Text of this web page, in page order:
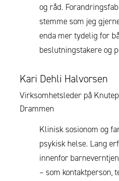
og råd.
stemme som jeg
enda mer tydelig for
beslutningstakere og
Kari Dehli Halvorsen
Virksomhetsleder på
Drammen
Klinisk sosionom og
psykisk helse. Lang
innenfor
– som kontaktperson,